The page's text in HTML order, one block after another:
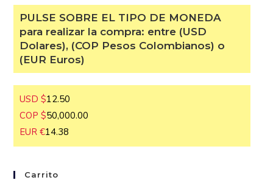
PULSE SOBRE EL TIPO DE MONEDA
para realizar la compra: entre (USD
Dolares), (COP Pesos Colombianos) o
(EUR Euros)
USD $12.50
COP $50,000.00
EUR €14.38
Carrito